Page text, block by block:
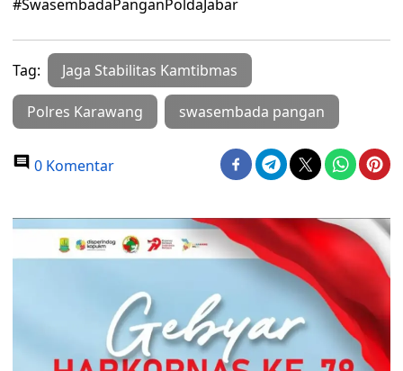
#SwasembadaPanganPoldaJabar
Tag: Jaga Stabilitas Kamtibmas
Polres Karawang swasembada pangan
0 Komentar